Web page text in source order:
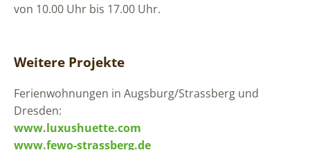
von 10.00 Uhr bis 17.00 Uhr.
Weitere Projekte
Ferienwohnungen in Augsburg/Strassberg und
Dresden:
www.luxushuette.com
www.fewo-strassberg.de